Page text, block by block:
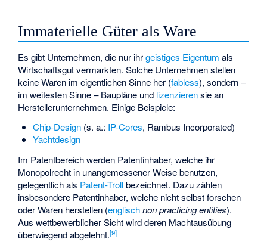
Immaterielle Güter als Ware
Es gibt Unternehmen, die nur ihrgeistiges Eigentum als
Wirtschaftsgut vermarkten. Solche Unternehmen stellen
keine Waren im eigentlichen Sinne her (fabless), sondern –
im weitesten Sinne – Baupläne und lizenzierensie an
Herstellerunternehmen. Einige Beispiele:
Chip-Design(s. a.: IP-Cores, Rambus Incorporated)
Yachtdesign
Im Patentbereich werden Patentinhaber, welche ihr
Monopolrecht in unangemessener Weise benutzen,
gelegentlich als Patent-Trollbezeichnet. Dazu zählen
insbesondere Patentinhaber, welche nicht selbst forschen
oder Waren herstellen (englisch non practicing entities).
Aus wettbewerblicher Sicht wird deren Machtausübung
überwiegend abgelehnt.[9]